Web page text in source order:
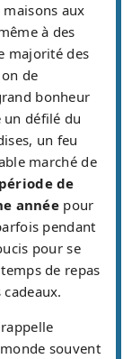
aux
à des
majorité des
de
bonheur
un défilé du
un feu
marché de
de
année pour
pendant
pour se
de repas
souvent